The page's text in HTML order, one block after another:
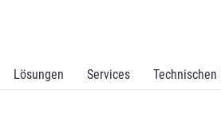
Lösungen Services Technischen